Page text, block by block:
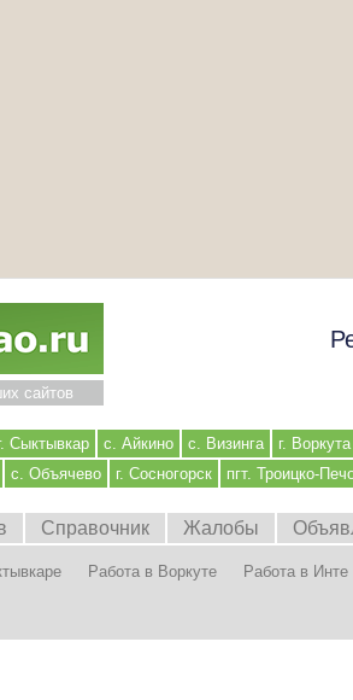
сайтов
Сыктывкар с. Айкино с. Визинга
г. Воркута
с. Объячево г. Сосногорск пгт. Троицко-
Справочник Жалобы
Работа в Воркуте Работа в Инте